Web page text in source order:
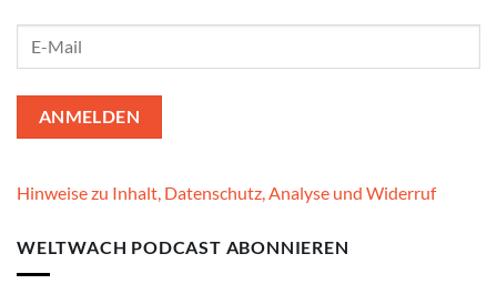
Hinweise zu Inhalt, Datenschutz, Analyse und Widerruf
WELTWACH PODCAST ABONNIEREN